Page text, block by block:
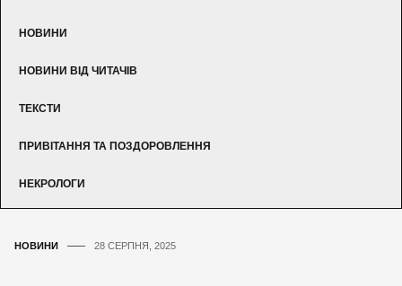
НОВИНИ
НОВИНИ ВІД ЧИТАЧІВ
ТЕКСТИ
ПРИВІТАННЯ ТА ПОЗДОРОВЛЕННЯ
НЕКРОЛОГИ
НОВИНИ 28 СЕРПНЯ, 2025